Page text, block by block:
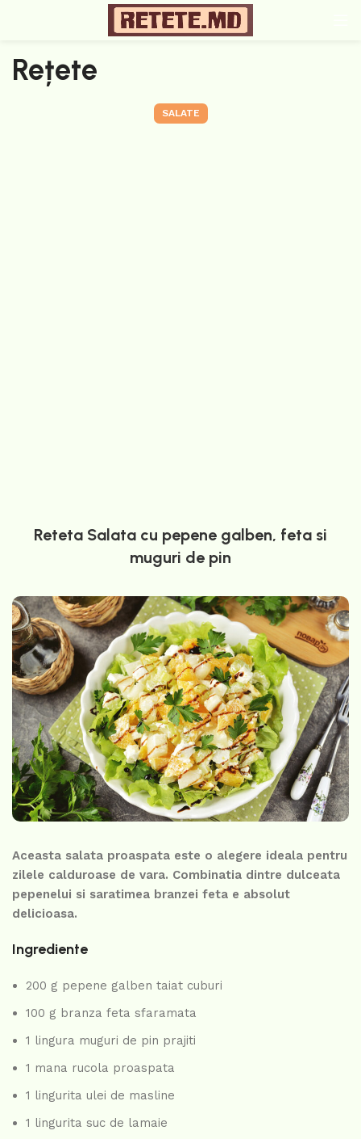
Rețete
SALATE
Reteta Salata cu pepene galben, feta si
muguri de pin
Aceasta salata proaspata este o alegere ideala pentru
zilele calduroase de vara. Combinatia dintre dulceata
pepenelui si saratimea branzei feta e absolut
delicioasa.
Ingrediente
200 g pepene galben taiat cuburi
100 g branza feta sfaramata
1 lingura muguri de pin prajiti
1 mana rucola proaspata
1 lingurita ulei de masline
1 lingurita suc de lamaie